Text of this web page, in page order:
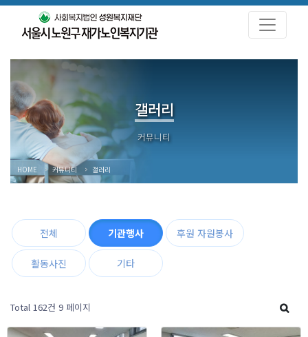
갤러리
HOME 커뮤니티 갤러리
전체 기관행사 후원 자원봉사
활동사진 기타
Total 162건 9 페이지